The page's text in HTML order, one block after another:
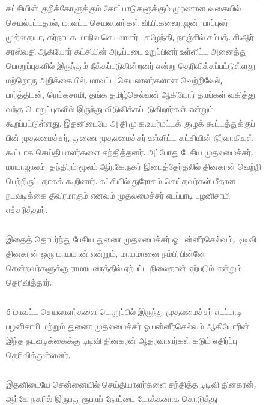
கட்சியின் குறிக்கோளுக்கும் கோட்பாடுகளுக்கும் முரணான வகையில்
செயல்பட்டதால், மாவட்ட செயலாளர்கள் வி.பி.கலைராஜன், பாப்புலர்
முத்தையா, கர்நாடக மாநில செயலாளர் புகழேந்தி, நாஞ்சில் சம்பத், சி.ஆர்
சரஸ்வதி ஆகியோர் கட்சியின் அடிப்படை உறுப்பினர் உள்ளிட்ட அனைத்து
பொறுப்புகளில் இருந்தும் நீக்கப்படுகின்றனர் என்று தெரிவிக்கப்பட்டுள்ளது.
மற்றொரு அறிக்கையில், மாவட்ட செயலாளர்களான வெற்றிவேல்,
பார்த்திபன், ரெங்கசாமி, தங்க தமிழ்செல்வன் ஆகியோர் தாங்கள் வகித்து
வந்த பொறுப்புகளில் இருந்து விடுவிக்கப்படுகிறார்கள் என்றும்
கூறப்பட்டுள்ளது. இதனிடையே அ.தி.மு.க.உயர்மட்டக் குழுக் கூட்டத்துக்குப்
பின் முதலமைச்சர், துணை முதலமைச்சர் உள்ளிட்ட கட்சியின் நிர்வாகிகள்
கூட்டாக செய்தியாளர்களை சந்தித்தனர். அப்போது பேசிய முதலமைச்சர்,
மாயாஜாலம், தந்திரம் மூலம் ஆர்.கே.நகர் இடைத்தேர்தலில் தினகரன் வெற்றி
பெற்றிருப்பதாகக் கூறினார். கட்சியில் துரோகம் செய்தவர்கள் மீதான
நடவடிக்கை தீவிரமாகும் எனவும் முதலமைச்சர் எடப்பாடி பழனிசாமி
எச்சரித்தார்.
இதைத் தொடர்ந்து பேசிய துணை முதலமைச்சர் ஓ.பன்னீர்செல்வம், டிடிவி
தினகரன் ஒரு மாயமான் என்றும், மாயமானை நம்பி பின்னே
சென்றவர்களுக்கு ராமாயணத்தில் ஏற்பட்ட நிலைதான் ஏற்படும் என்றும்
தெரிவித்தார்.
6 மாவட்ட செயலாளர்களை பொறுப்பில் இருந்து முதலமைச்சர் எடப்பாடி
பழனிசாமி மற்றும் துணை முதலமைச்சர் ஓ.பன்னீர்செல்வம் ஆகியோரின்
இந்த நடவடிக்கைக்கு டிடிவி தினகரன் ஆதரவாளர்கள் கடும் எதிர்ப்பு
தெரிவித்துள்ளனர்.
இதனிடையே சென்னையில் செய்தியாளர்களை சந்தித்த டிடிவி தினகரன்,
ஆர்கே நகரில் இருபது ரூபாய் நோட்டை டோக்கனாக கொடுத்து